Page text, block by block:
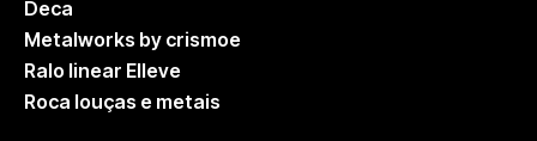
Deca
Metalworks by crismoe
Ralo linear Elleve
Roca louças e metais